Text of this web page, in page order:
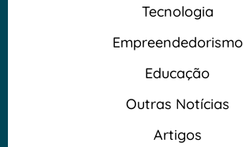
Tecnologia
Empreendedorismo
Educação
Outras Notícias
Artigos